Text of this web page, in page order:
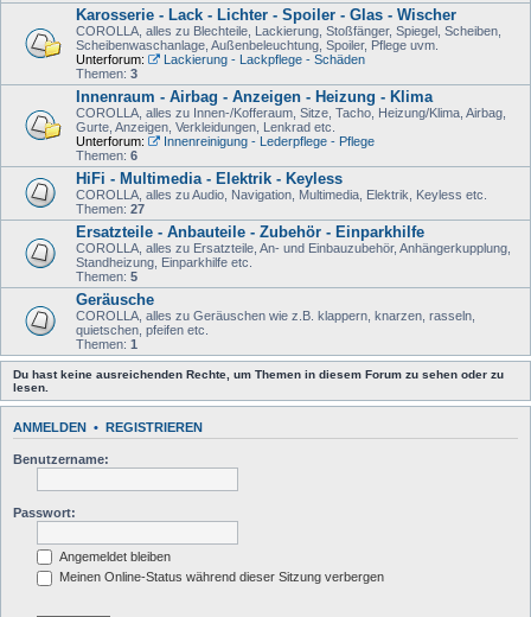
Karosserie - Lack - Lichter - Spoiler - Glas - Wischer
COROLLA, alles zu Blechteile, Lackierung, Stoßfänger, Spiegel, Scheiben,
Scheibenwaschanlage, Außenbeleuchtung, Spoiler, Pflege uvm.
Unterforum:
Lackierung - Lackpflege - Schäden
Themen: 3
Innenraum - Airbag - Anzeigen - Heizung - Klima
COROLLA, alles zu Innen-/Kofferaum, Sitze, Tacho, Heizung/Klima, Airbag,
Gurte, Anzeigen, Verkleidungen, Lenkrad etc.
Unterforum:
Innenreinigung - Lederpflege - Pflege
Themen: 6
HiFi - Multimedia - Elektrik - Keyless
COROLLA, alles zu Audio, Navigation, Multimedia, Elektrik, Keyless etc.
Themen: 27
Ersatzteile - Anbauteile - Zubehör - Einparkhilfe
COROLLA, alles zu Ersatzteile, An- und Einbauzubehör, Anhängerkupplung,
Standheizung, Einparkhilfe etc.
Themen: 5
Geräusche
COROLLA, alles zu Geräuschen wie z.B. klappern, knarzen, rasseln,
quietschen, pfeifen etc.
Themen: 1
Du hast keine ausreichenden Rechte, um Themen in diesem Forum zu sehen oder zu
lesen.
ANMELDEN • REGISTRIEREN
Benutzername:
Passwort:
Angemeldet bleiben
Meinen Online-Status während dieser Sitzung verbergen